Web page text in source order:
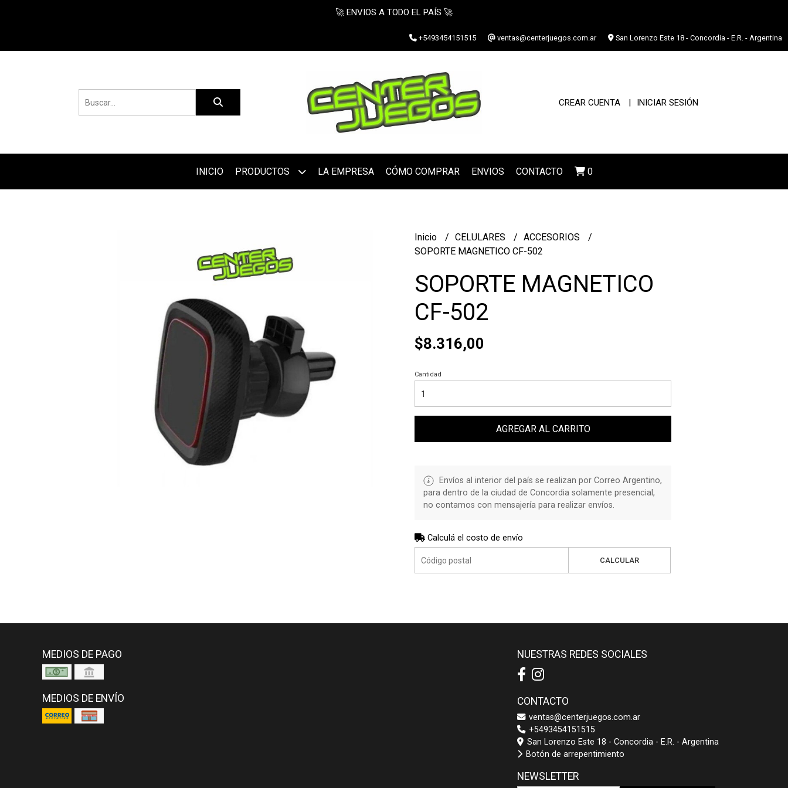
🚀 ENVIOS A TODO EL PAÍS 🚀
+5493454151515 ventas@centerjuegos.com.ar San Lorenzo Este 18 - Concordia - E.R. - Argentina
CREAR CUENTA INICIAR SESIÓN
INICIO PRODUCTOS LA EMPRESA CÓMO COMPRAR ENVIOS CONTACTO 0
Inicio CELULARES
ACCESORIOS
SOPORTE MAGNETICO CF-502
SOPORTE MAGNETICO
CF-502
$8.316,00
Cantidad
AGREGAR AL CARRITO
Envíos al interior del país se realizan por Correo Argentino,
para dentro de la ciudad de Concordia solamente presencial,
no contamos con mensajería para realizar envíos.
Calculá el costo de envío
CALCULAR
MEDIOS DE PAGO
MEDIOS DE ENVÍO
NUESTRAS REDES SOCIALES
CONTACTO
ventas@centerjuegos.com.ar
+5493454151515
San Lorenzo Este 18 - Concordia - E.R. - Argentina
Botón de arrepentimiento
NEWSLETTER